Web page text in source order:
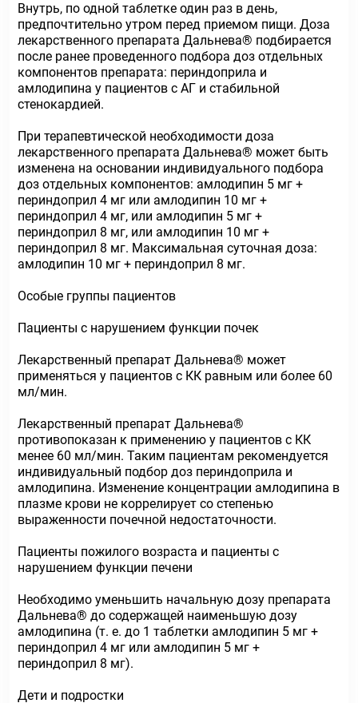
Внутрь, по одной таблетке один раз в день,
предпочтительно утром перед приемом пищи. Доза
лекарственного препарата Дальнева® подбирается
после ранее проведенного подбора доз отдельных
компонентов препарата: периндоприла и
амлодипина у пациентов с АГ и стабильной
стенокардией.
При терапевтической необходимости доза
лекарственного препарата Дальнева® может быть
изменена на основании индивидуального подбора
доз отдельных компонентов: амлодипин 5 мг +
периндоприл 4 мг или амлодипин 10 мг +
периндоприл 4 мг, или амлодипин 5 мг +
периндоприл 8 мг, или амлодипин 10 мг +
периндоприл 8 мг. Максимальная суточная доза:
амлодипин 10 мг + периндоприл 8 мг.
Особые группы пациентов
Пациенты с нарушением функции почек
Лекарственный препарат Дальнева® может
применяться у пациентов с КК равным или более 60
мл/мин.
Лекарственный препарат Дальнева®
противопоказан к применению у пациентов с КК
менее 60 мл/мин. Таким пациентам рекомендуется
индивидуальный подбор доз периндоприла и
амлодипина. Изменение концентрации амлодипина в
плазме крови не коррелирует со степенью
выраженности почечной недостаточности.
Пациенты пожилого возраста и пациенты с
нарушением функции печени
Необходимо уменьшить начальную дозу препарата
Дальнева® до содержащей наименьшую дозу
амлодипина (т. е. до 1 таблетки амлодипин 5 мг +
периндоприл 4 мг или амлодипин 5 мг +
периндоприл 8 мг).
Дети и подростки